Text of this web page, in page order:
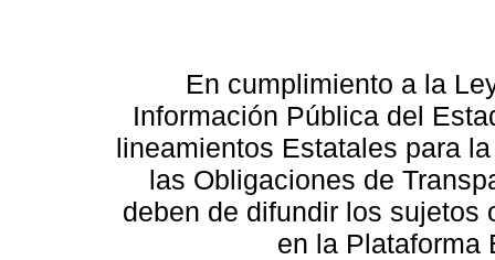
En cumplimiento a la
Información Pública del
lineamientos Estatales para
las Obligaciones de
deben de difundir los sujetos
en la Plataforma